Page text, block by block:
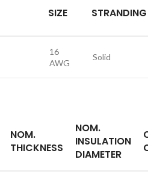
SIZE STRANDING
16
AWG
Solid
NOM.
THICKNESS
NOM.
INSULATION
DIAMETER